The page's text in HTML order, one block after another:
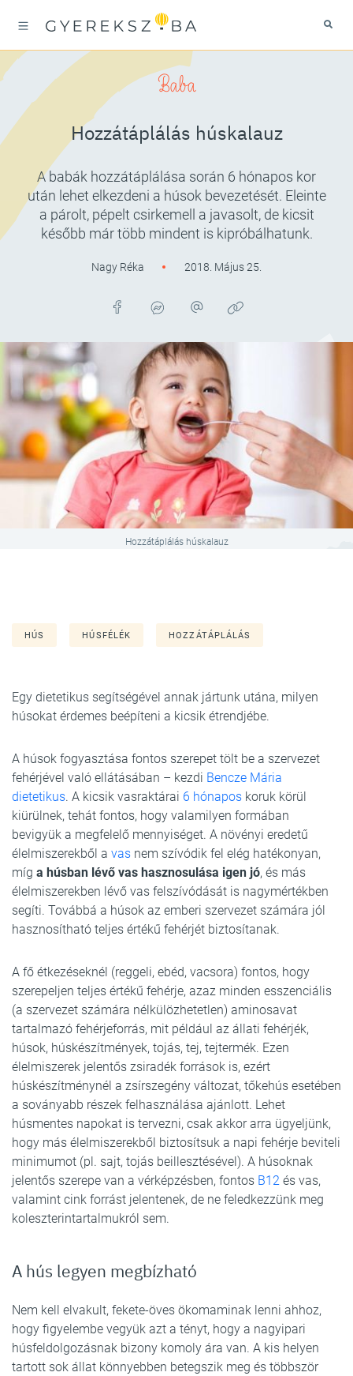
Baba
Hozzátáplálás húskalauz
A babák hozzátáplálása során 6 hónapos kor
után lehet elkezdeni a húsok bevezetését. Eleinte
a párolt, pépelt csirkemell a javasolt, de kicsit
később már több mindent is kipróbálhatunk.
Nagy Réka 2018. Május 25.
Hozzátáplálás húskalauz
HÚS HÚSFÉLÉK HOZZÁTÁPLÁLÁS
Egy dietetikus segítségével annak jártunk utána, milyen
húsokat érdemes beépíteni a kicsik étrendjébe.
A húsok fogyasztása fontos szerepet tölt be a szervezet
fehérjével való ellátásában – kezdi Bencze Mária
dietetikus. A kicsik vasraktárai 6 hónapos koruk körül
kiürülnek, tehát fontos, hogy valamilyen formában
bevigyük a megfelelő mennyiséget. A növényi eredetű
élelmiszerekből a vas nem szívódik fel elég hatékonyan,
míg a húsban lévő vas hasznosulása igen jó, és más
élelmiszerekben lévő vas felszívódását is nagymértékben
segíti. Továbbá a húsok az emberi szervezet számára jól
hasznosítható teljes értékű fehérjét biztosítanak.
A fő étkezéseknél (reggeli, ebéd, vacsora) fontos, hogy
szerepeljen teljes értékű fehérje, azaz minden esszenciális
(a szervezet számára nélkülözhetetlen) aminosavat
tartalmazó fehérjeforrás, mit például az állati fehérjék,
húsok, húskészítmények, tojás, tej, tejtermék. Ezen
élelmiszerek jelentős zsiradék források is, ezért
húskészítménynél a zsírszegény változat, tőkehús esetében
a soványabb részek felhasználása ajánlott. Lehet
húsmentes napokat is tervezni, csak akkor arra ügyeljünk,
hogy más élelmiszerekből biztosítsuk a napi fehérje beviteli
minimumot (pl. sajt, tojás beillesztésével). A húsoknak
jelentős szerepe van a vérképzésben, fontos B12 és vas,
valamint cink forrást jelentenek, de ne feledkezzünk meg
koleszterintartalmukról sem.
A hús legyen megbízható
Nem kell elvakult, fekete-öves ökomaminak lenni ahhoz,
hogy figyelembe vegyük azt a tényt, hogy a nagyipari
húsfeldolgozásnak bizony komoly ára van. A kis helyen
tartott sok állat könnyebben betegszik meg és többször